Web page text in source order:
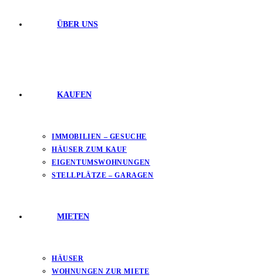
ÜBER UNS
KAUFEN
IMMOBILIEN – GESUCHE
HÄUSER ZUM KAUF
EIGENTUMSWOHNUNGEN
STELLPLÄTZE – GARAGEN
MIETEN
HÄUSER
WOHNUNGEN ZUR MIETE